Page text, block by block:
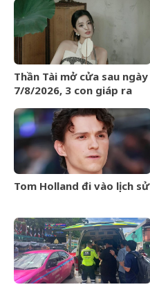
&amp;apos;thủ
phạm&amp;apos;
Thần Tài mở cửa sau ngày
7/8/2026, 3 con giáp ra
mỏi tay đếm tiền
Tom Holland đi vào lịch sử